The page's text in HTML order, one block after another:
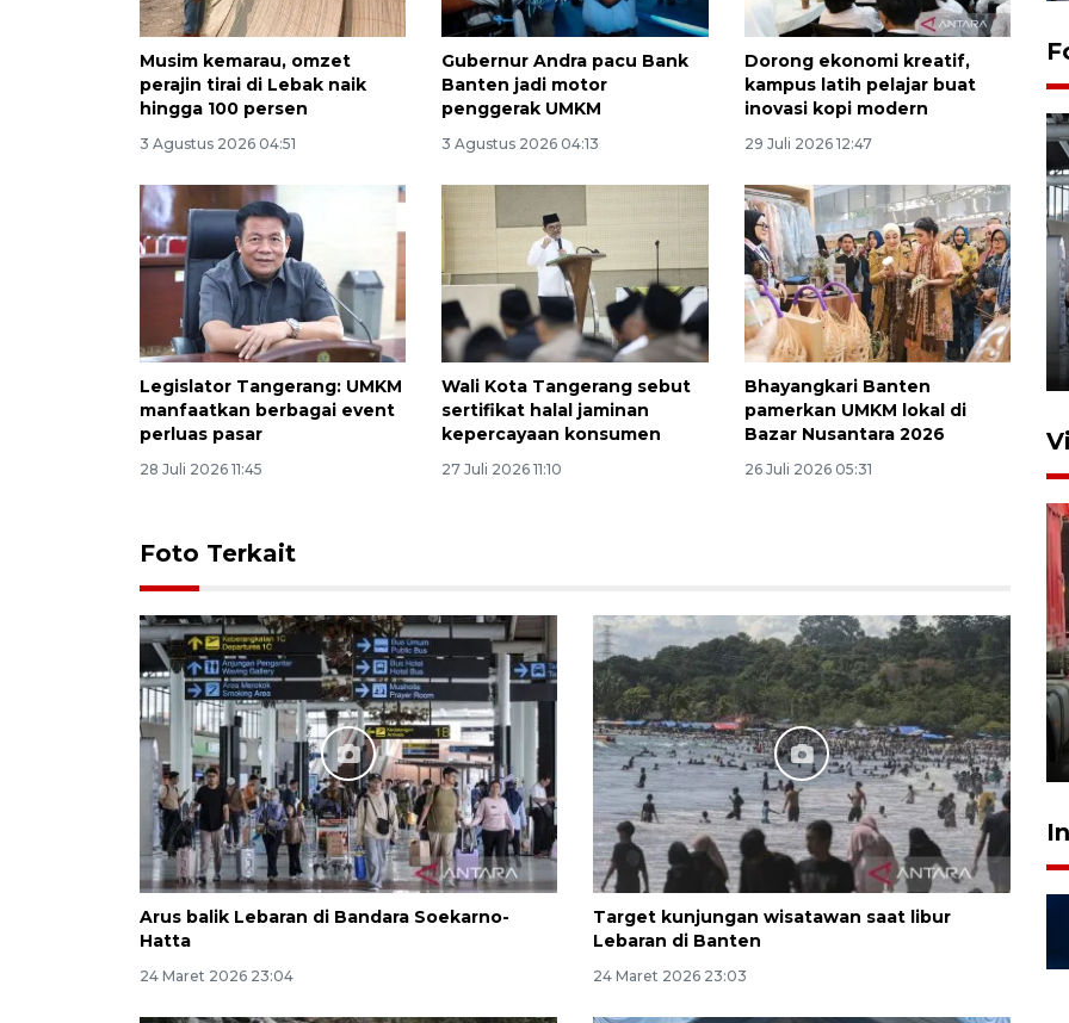
Musim kemarau, omzet
perajin tirai di Lebak naik
hingga 100 persen
3 Agustus 2026 04:51
Gubernur Andra pacu Bank
Banten jadi motor
penggerak UMKM
3 Agustus 2026 04:13
Dorong ekonomi kreatif,
kampus latih pelajar buat
inovasi kopi modern
29 Juli 2026 12:47
Legislator Tangerang: UMKM
manfaatkan berbagai event
perluas pasar
28 Juli 2026 11:45
Wali Kota Tangerang sebut
sertifikat halal jaminan
kepercayaan konsumen
27 Juli 2026 11:10
Bhayangkari Banten
pamerkan UMKM lokal di
Bazar Nusantara 2026
26 Juli 2026 05:31
Foto Terkait
Arus balik Lebaran di Bandara Soekarno-
Hatta
24 Maret 2026 23:04
Target kunjungan wisatawan saat libur
Lebaran di Banten
24 Maret 2026 23:03
Kunjungan Lebaran di Rutan
Kelas IIB Serang
22 Maret 2026 21:26
Kunjungi Cilegon, China lirik
potensi kerjasama di bidang
maritim
31 Juli 2026 17:40